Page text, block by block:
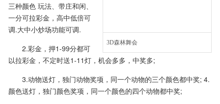
3D森林舞会
三种颜色 玩法、带庄和闲、
一分可拉彩金，高中低倍可
调.大中小炒场功能可调.
2.彩金，押1-99分都可
以拉彩金，不定时送1-11灯，机会多多，中奖多;
3.动物送灯，独门动物奖项，同一个动物的三个颜色都中奖; 4.
颜色送灯，独门颜色奖项，同一个颜色的四个动物都中奖;